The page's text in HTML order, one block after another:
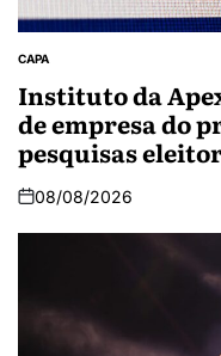
CAPA
Instituto da
de empresa do
pesquisas
08/08/2026